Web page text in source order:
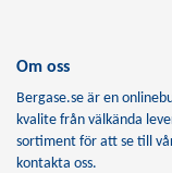
Om oss
Bergase.se är en
kvalite från välkända
sortiment för att se till
kontakta oss.